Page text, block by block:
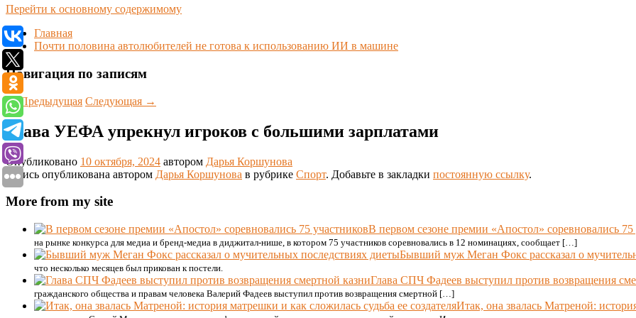
Перейти к основному содержимому
Главная
Почти половина автолюбителей не готова к использованию ИИ в машине
Навигация по записям
←Предыдущая Следующая →
Глава УЕФА упрекнул игроков с большими зарплатами
Опубликовано 10 октября, 2024 автором Дарья Коршунова
Запись опубликована автором Дарья Коршунова в рубрике Спорт. Добавьте в закладки постоянную ссылку.
More from my site
В первом сезоне премии «Апостол» соревновались 75
на рынке конкурса для медиа и бренд-медиа в диджитал-нише, в котором 75 участников соревновались в 12 номинациях, сообщает […]
Бывший муж Меган Фокс рассказал о
что несколько месяцев был прикован к постели.
Глава СПЧ Фадеев выступил против возвращения
гражданского общества и правам человека Валерий Фадеев выступил против возвращения смертной […]
Итак, она звалась Матреной: